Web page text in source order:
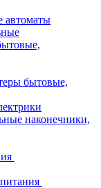
автоматы
бытовые,
наконечники,